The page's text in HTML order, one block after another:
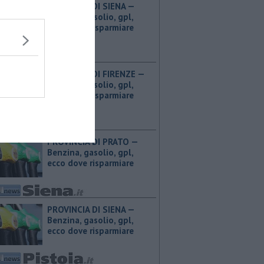
PROVINCIA DI SIENA — ​
Benzina, gasolio, gpl,
ecco dove risparmiare
PROVINCIA DI FIRENZE — ​
Benzina, gasolio, gpl,
ecco dove risparmiare
PROVINCIA DI PRATO — ​
Benzina, gasolio, gpl,
ecco dove risparmiare
PROVINCIA DI SIENA — ​
Benzina, gasolio, gpl,
ecco dove risparmiare